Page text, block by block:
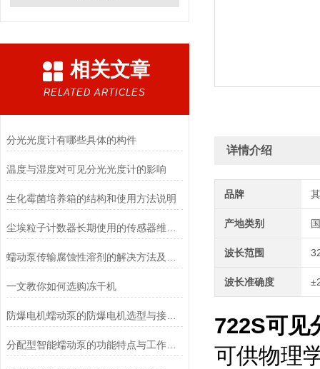
相关文章
RELATED ARTICLES
分光光度计有哪些具体的构件
温度与湿度对可见分光光度计的影响
生化霉菌培养箱的结构和使用方法说明
一文教你如何选购冻干机
防爆电机蠕动泵的防爆电机选型与接线要求
分配型智能蠕动泵的功能特点与工作模式介绍
详情介绍
品牌
产地类别
波长范围
波长准确度
722S可见
可供物理